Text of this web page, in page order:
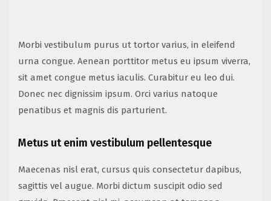
Morbi vestibulum purus ut tortor varius, in eleifend
urna congue. Aenean porttitor metus eu ipsum viverra,
sit amet congue metus iaculis. Curabitur eu leo dui.
Donec nec dignissim ipsum. Orci varius natoque
penatibus et magnis dis parturient.
Metus ut enim vestibulum pellentesque
Maecenas nisl erat, cursus quis consectetur dapibus,
sagittis vel augue. Morbi dictum suscipit odio sed